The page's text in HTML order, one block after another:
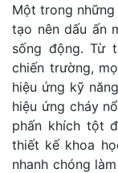
Một trong
tạo nên dấu ấn
sống động. Từ
chiến trường,
hiệu ứng kỹ
hiệu ứng cháy
phấn khích tột
thiết kế khoa
nhanh chóng